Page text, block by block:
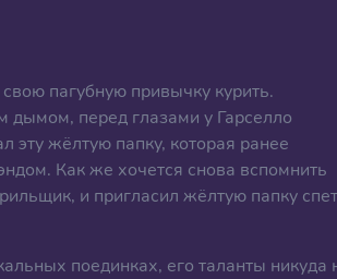
пагубную привычку курить.
перед глазами у Гарселло
эту жёлтую папку, которая ранее
Как же хочется снова вспомнить
и пригласил жёлтую папку
поединках, его таланты никуда